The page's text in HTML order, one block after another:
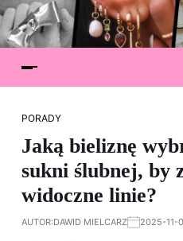
PORADY
Jaką bieliznę
sukni ślubnej, by
widoczne linie?
AUTOR:DAWID MIELCARZ 2025-11-